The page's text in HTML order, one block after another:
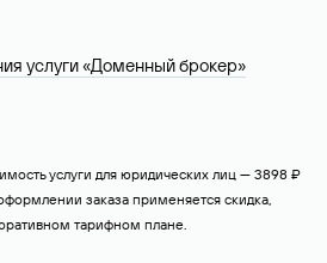
услуги «Доменный брокер»
услуги для юридических лиц — 3898 ₽
заказа применяется скидка,
тарифном плане.